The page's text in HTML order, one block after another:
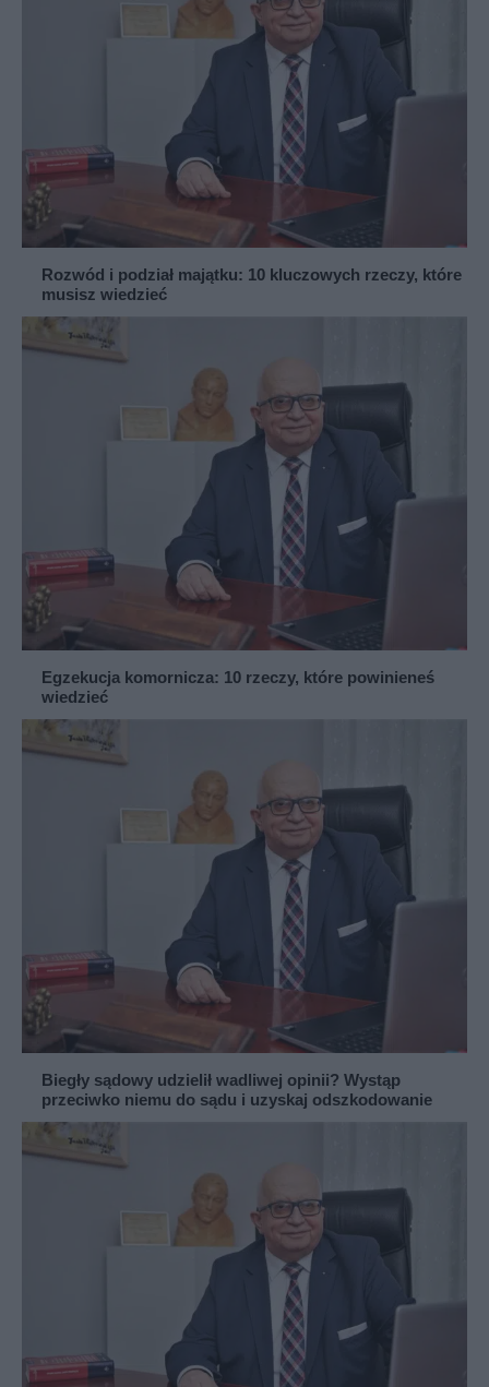
Rozwód i podział majątku: 10 kluczowych rzeczy, które
musisz wiedzieć
Egzekucja komornicza: 10 rzeczy, które powinieneś
wiedzieć
Biegły sądowy udzielił wadliwej opinii? Wystąp
przeciwko niemu do sądu i uzyskaj odszkodowanie